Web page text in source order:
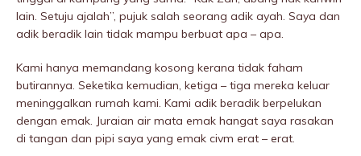
lain. Setuju ajaIah”, pujuk salah seorang adik ayah. Saya dan
adik beradik lain tidak mampu berbuat apa – apa.
Kami hanya memandang kosong kerana tidak faham
butirannya. Seketika kemudian, ketiga – tiga mereka keluar
meninggaIkan rumah kami. Kami adik beradik berpeIukan
dengan emak. Juraian air mata emak hangat saya rasakan
di tangan dan pipi saya yang emak civm erat – erat.